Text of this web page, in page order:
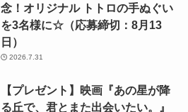
念！オリジナル トトロの手ぬぐい
を3名様に☆（応募締切：8月13
日）
2026.7.31
【プレゼント】映画『あの星が降
る丘で、君とまた出会いたい。』